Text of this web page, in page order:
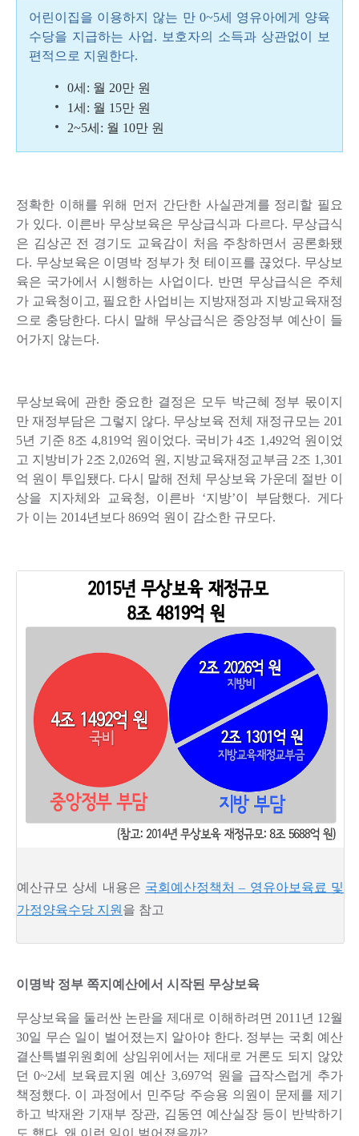
어린이집을 이용하지 않는 만 0~5세 영유아에게 양육
수당을 지급하는 사업. 보호자의 소득과 상관없이 보
편적으로 지원한다.
0세: 월 20만 원
1세: 월 15만 원
2~5세: 월 10만 원
정확한 이해를 위해 먼저 간단한 사실관계를 정리할 필요
가 있다. 이른바 무상보육은 무상급식과 다르다. 무상급식
은 김상곤 전 경기도 교육감이 처음 주창하면서 공론화됐
다. 무상보육은 이명박 정부가 첫 테이프를 끊었다. 무상보
육은 국가에서 시행하는 사업이다. 반면 무상급식은 주체
가 교육청이고, 필요한 사업비는 지방재정과 지방교육재정
으로 충당한다. 다시 말해 무상급식은 중앙정부 예산이 들
어가지 않는다.
무상보육에 관한 중요한 결정은 모두 박근혜 정부 몫이지
만 재정부담은 그렇지 않다. 무상보육 전체 재정규모는 201
5년 기준 8조 4,819억 원이었다. 국비가 4조 1,492억 원이었
고 지방비가 2조 2,026억 원, 지방교육재정교부금 2조 1,301
억 원이 투입됐다. 다시 말해 전체 무상보육 가운데 절반 이
상을 지자체와 교육청, 이른바 ‘지방’이 부담했다. 게다
가 이는 2014년보다 869억 원이 감소한 규모다.
예산규모 상세 내용은 국회예산정책처 – 영유아보육료 및
가정양육수당 지원 을 참고
이명박 정부 쪽지예산에서 시작된 무상보육
무상보육을 둘러싼 논란을 제대로 이해하려면 2011년 12월
30일 무슨 일이 벌어졌는지 알아야 한다. 정부는 국회 예산
결산특별위원회에 상임위에서는 제대로 거론도 되지 않았
던 0~2세 보육료지원 예산 3,697억 원을 급작스럽게 추가
책정했다. 이 과정에서 민주당 주승용 의원이 문제를 제기
하고 박재완 기재부 장관, 김동연 예산실장 등이 반박하기
도 했다. 왜 이런 일이 벌어졌을까?